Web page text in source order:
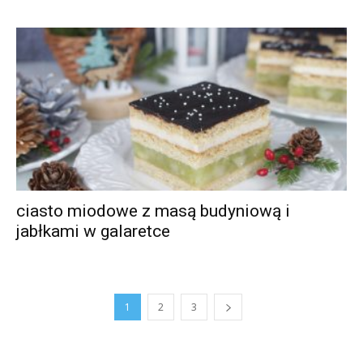
ciasto miodowe z masą budyniową i
jabłkami w galaretce
1 2 3